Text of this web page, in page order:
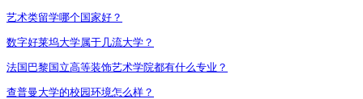
艺术类留学哪个国家好？
数字好莱坞大学属于几流大学？
法国巴黎国立高等装饰艺术学院都有什么专业？
查普曼大学的校园环境怎么样？